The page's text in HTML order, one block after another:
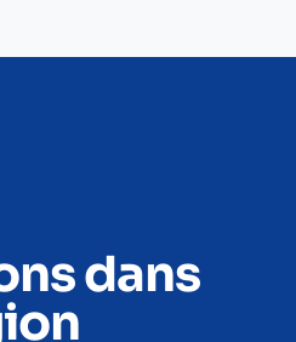
dans